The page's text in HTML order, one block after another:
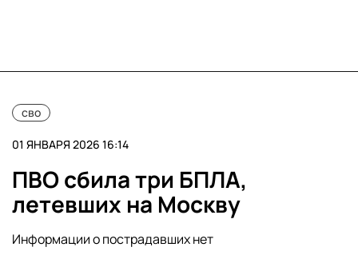
сво
01 ЯНВАРЯ 2026 16:14
ПВО сбила три БПЛА,
летевших на Москву
Информации о пострадавших нет